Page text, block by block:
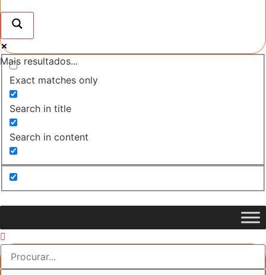
Mais resultados...
Exact matches only
Search in title
Search in content